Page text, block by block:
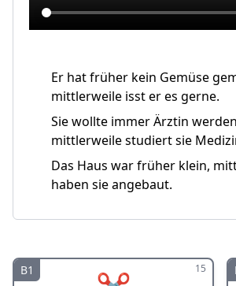
Er hat früher kein Gemüse
mittlerweile isst er es gerne.
Sie wollte immer Ärztin
mittlerweile studiert sie
Das Haus war früher klein,
haben sie angebaut.
B1 15